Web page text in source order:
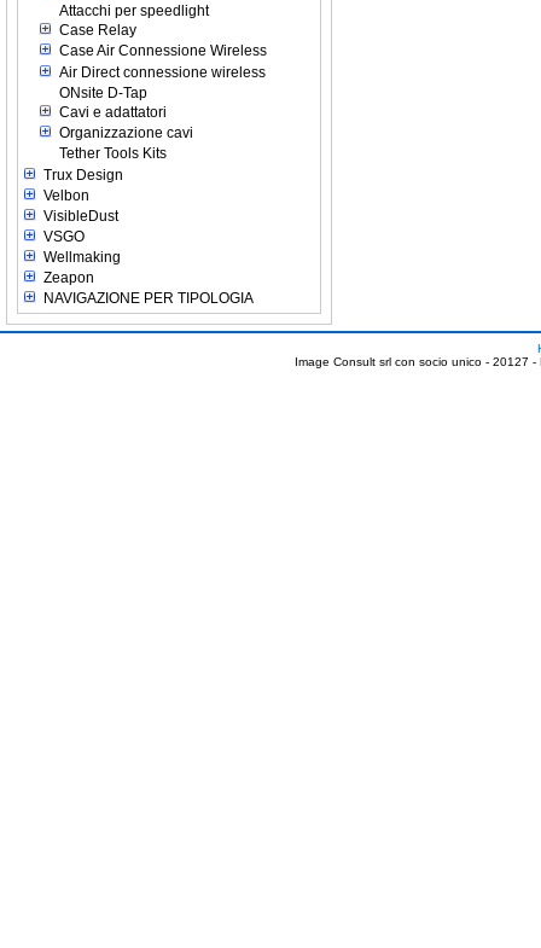
Attacchi per speedlight
Case Relay
Case Air Connessione Wireless
Air Direct connessione wireless
ONsite D-Tap
Cavi e adattatori
Organizzazione cavi
Tether Tools Kits
Trux Design
Velbon
VisibleDust
VSGO
Wellmaking
Zeapon
NAVIGAZIONE PER TIPOLOGIA
Image Consult srl con socio unico - 20127